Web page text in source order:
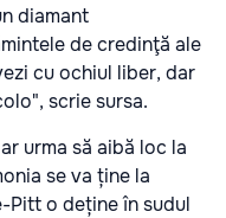
diamant
de credinţă ale
cu ochiul liber, dar
scrie sursa.
urma să aibă loc la
se va ține la
o deține în sudul